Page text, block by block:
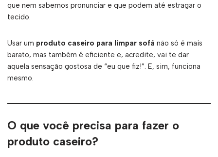
que nem sabemos pronunciar e que podem até estragar o
tecido.
Usar um produto caseiro para limpar sofá não só é mais
barato, mas também é eficiente e, acredite, vai te dar
aquela sensação gostosa de “eu que fiz!”. E, sim, funciona
mesmo.
O que você precisa para fazer o
produto caseiro?